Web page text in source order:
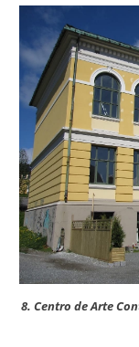
8. Centro de Arte